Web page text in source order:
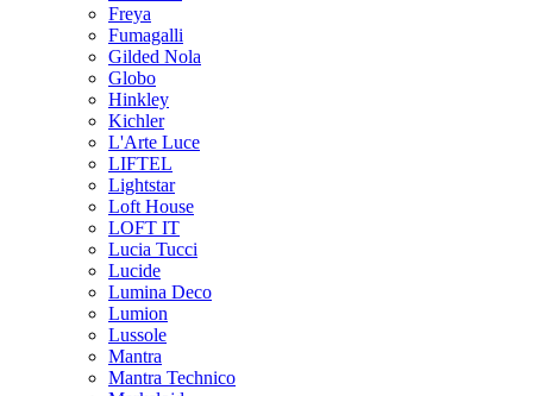
Freya
Fumagalli
Gilded Nola
Globo
Hinkley
Kichler
L'Arte Luce
LIFTEL
Lightstar
Loft House
LOFT IT
Lucia Tucci
Lucide
Lumina Deco
Lumion
Lussole
Mantra
Mantra Technico